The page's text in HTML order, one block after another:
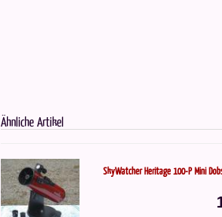
Ähnliche Artikel
SkyWatcher Heritage 100-P Mini